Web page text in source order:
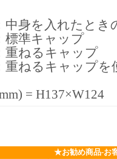
中身を入れたとき
標準キャップ
重ねるキャップ
重ねるキャップ
= H137×W124
★お勧め商品-お